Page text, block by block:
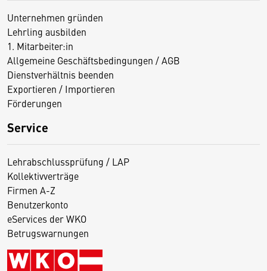
Unternehmen gründen
Lehrling ausbilden
1. Mitarbeiter:in
Allgemeine Geschäftsbedingungen / AGB
Dienstverhältnis beenden
Exportieren / Importieren
Förderungen
Service
Lehrabschlussprüfung / LAP
Kollektivverträge
Firmen A-Z
Benutzerkonto
eServices der WKO
Betrugswarnungen